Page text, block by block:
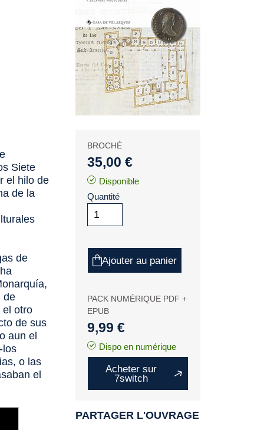
Siete
el hilo de
de la
de
de
el otro
de sus
aun el
los
o las
el
BROCHÉ
35,00 €
Disponible
Quantité
Ajouter au panier
PACK NUMÉRIQUE PDF +
EPUB
9,99 €
Dispo en numérique
Acheter sur
7switch
PARTAGER L'OUVRAGE